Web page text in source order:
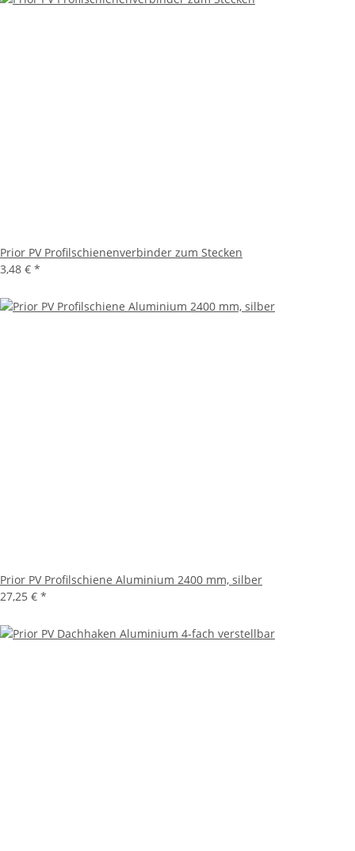
Prior PV Profilschienenverbinder zum Stecken
3,48 € *
Prior PV Profilschiene Aluminium 2400 mm, silber
27,25 € *